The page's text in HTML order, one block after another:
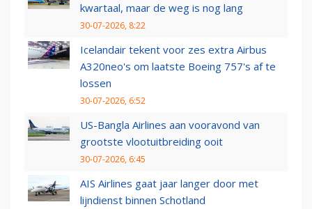
kwartaal, maar de weg is nog lang
30-07-2026, 8:22
Icelandair tekent voor zes extra Airbus
A320neo's om laatste Boeing 757's af te
lossen
30-07-2026, 6:52
US-Bangla Airlines aan vooravond van
grootste vlootuitbreiding ooit
30-07-2026, 6:45
AIS Airlines gaat jaar langer door met
lijndienst binnen Schotland